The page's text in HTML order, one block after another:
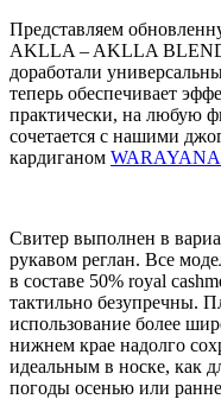
Представляем
AKLLA – AKLLA
доработали
теперь обеспечивает
практически, на любую
сочетается с нашими
кардиганом WARAYANA
Свитер выполнен в
рукавом реглан. Все
в составе 50% royal
тактильно безупречны.
использование более
нижнем крае надолго
идеальным в носке, как
погоды осенью или